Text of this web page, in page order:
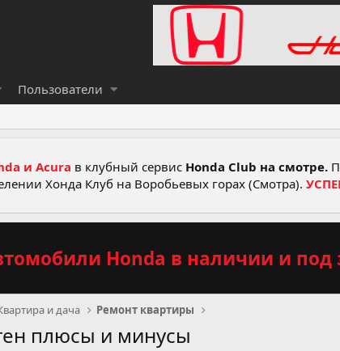
Пользователи
и Acura в клубный сервис Honda Club на смотре.
Хонда Клуб на Воробьевых горах (Смотра).
Honda в наличии и под
и дача Ремонт квартиры
плюсы и минусы